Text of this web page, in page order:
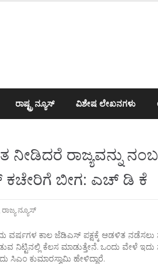
ರಾಷ್ಟ್ರ ನ್ಯೂಸ್ ವಿಶೇಷ ಲೇಖನಗಳು
ರಾಜ್ಯವನ್ನು
ಕಚೇರಿಗೆ ಬೀಗ: ಎಚ್ ಡಿ ಕೆ
ರಾಜ್ಯ ನ್ಯೂಸ್
ಕಾಲ ಜೆಡಿಎಸ್ ಪಕ್ಷಕ್ಕೆ ಆಡಳಿತ ನಡೆಸಲು
ಕೆಲಸ ಮಾಡುತ್ತೇನೆ. ಒಂದು ವೇಳೆ ಇದು
ಸಿಎಂ ಕುಮಾರಸ್ವಾಮಿ ಹೇಳಿದ್ದಾರೆ.